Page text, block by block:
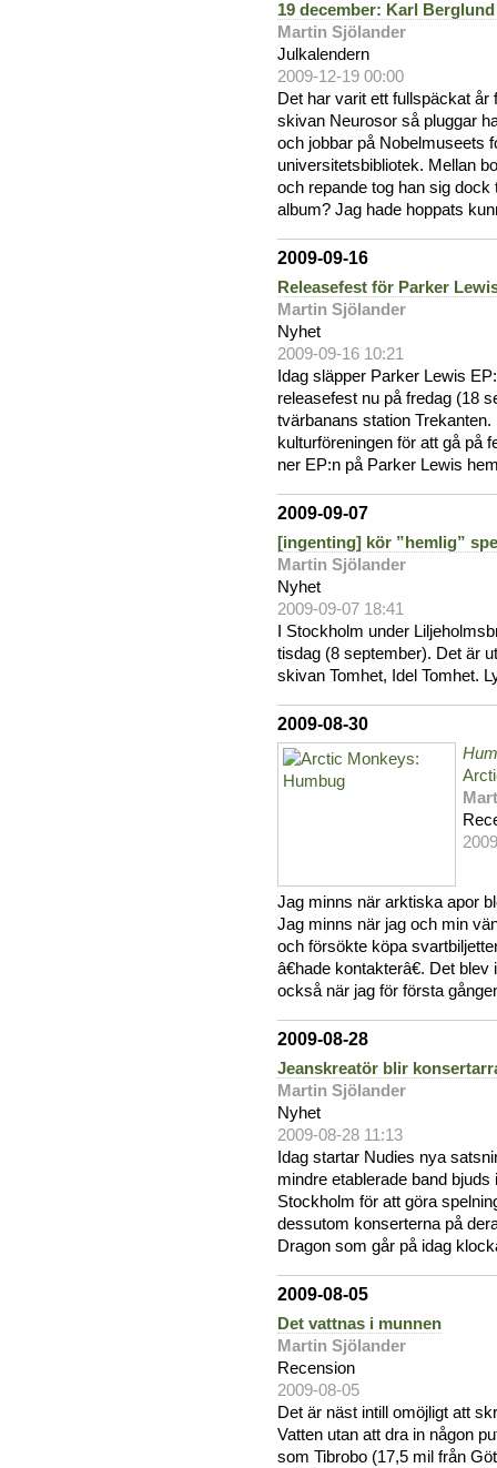
19 december: Karl
Martin Sjölander
Julkalendern
2009-12-19 00:00
Det har varit ett fullspäckat
skivan Neurosor så pluggar
och jobbar på Nobelmuseets
universitetsbibliotek. Mellan
och repande tog han sig
album? Jag hade hoppats
2009-09-16
Releasefest för Parker
Martin Sjölander
Nyhet
2009-09-16 10:21
Idag släpper Parker Lewis
releasefest nu på fredag (18
tvärbanans station
kulturföreningen för att gå på
ner EP:n på Parker Lewis
2009-09-07
[ingenting] kör ”hemlig”
Martin Sjölander
Nyhet
2009-09-07 18:41
I Stockholm under
tisdag (8 september). Det är
skivan Tomhet, Idel Tomhet.
2009-08-30
Jag minns när arktiska apor
Jag minns när jag och min
och försökte köpa
â€hade kontakterâ€. Det
också när jag för första
2009-08-28
Jeanskreatör blir
Martin Sjölander
Nyhet
2009-08-28 11:13
Idag startar Nudies nya
mindre etablerade band
Stockholm för att göra
dessutom konserterna på
Dragon som går på idag
2009-08-05
Det vattnas i munnen
Martin Sjölander
Recension
2009-08-05
Det är näst intill omöjligt att
Vatten utan att dra in någon
som Tibrobo (17,5 mil från